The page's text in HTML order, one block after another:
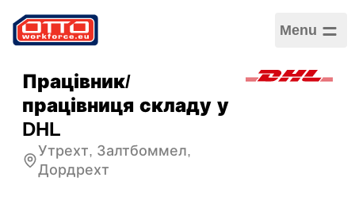
Menu
Працівник/
працівниця складу у
DHL
Утрехт, Залтбоммел,
Дордрехт